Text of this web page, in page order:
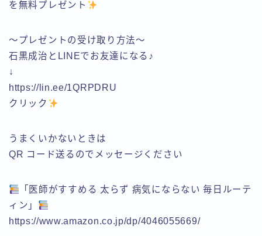
を無料プレゼント
～プレゼントの受け取り方法～
石黒成治とLINEでお友達になる♪
↓
https://lin.ee/1QRPDRU
クリック
うまくいかないときは
QR コード送るのでメッセージください
「医師がすすめる 太らず 病気にならない 毎日ルーテ
ィン」
https://www.amazon.co.jp/dp/4046055669/